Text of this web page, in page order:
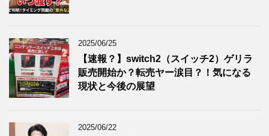
2025/06/25
【速報？】switch2（スイッチ2）ゲリラ
販売開始か？転売ヤー涙目？！気になる
現状と今後の展望
2025/06/22